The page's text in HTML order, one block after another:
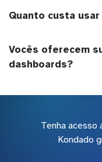
Quanto custa
Vocês oferecem
dashboards?
Tenha acesso
Kondado